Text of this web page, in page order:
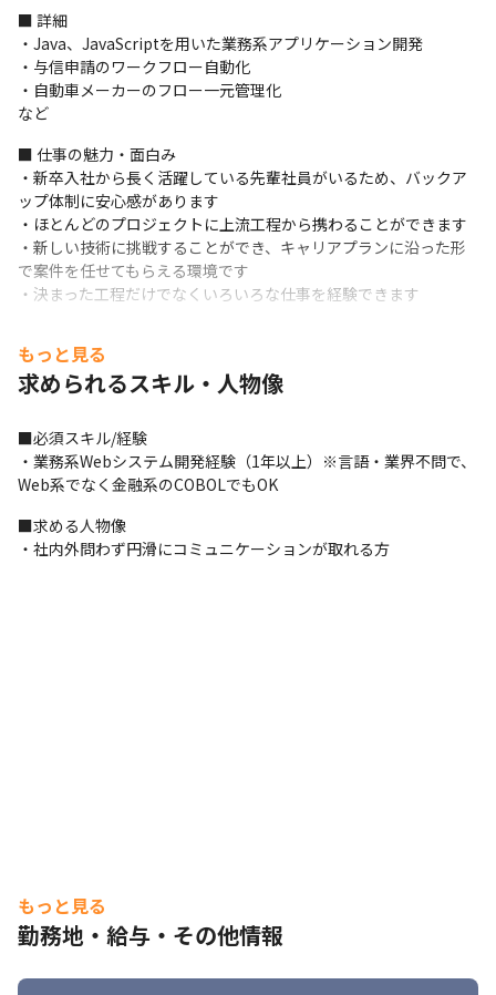
■ 詳細
・Java、JavaScriptを用いた業務系アプリケーション開発
・与信申請のワークフロー自動化
・自動車メーカーのフロー一元管理化
など
■ 仕事の魅力・面白み
・新卒入社から長く活躍している先輩社員がいるため、バックア
ップ体制に安心感があります
・ほとんどのプロジェクトに上流工程から携わることができます
・新しい技術に挑戦することができ、キャリアプランに沿った形
で案件を任せてもらえる環境です
・決まった工程だけでなくいろいろな仕事を経験できます
もっと見る
求められるスキル・人物像
■必須スキル/経験
・業務系Webシステム開発経験（1年以上）※言語・業界不問で、
Web系でなく金融系のCOBOLでもOK
■求める人物像
・社内外問わず円滑にコミュニケーションが取れる方
もっと見る
勤務地・給与・その他情報